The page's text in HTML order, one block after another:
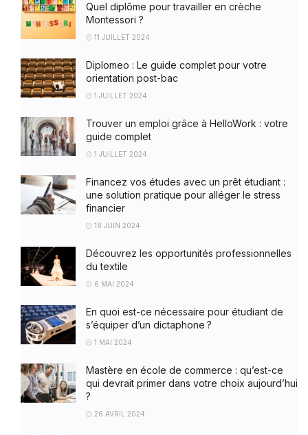
Quel diplôme pour travailler en crèche
Montessori ?
11 JUILLET 2024
Diplomeo : Le guide complet pour votre
orientation post-bac
1 JUILLET 2024
Trouver un emploi grâce à HelloWork : votre
guide complet
1 JUILLET 2024
Financez vos études avec un prêt étudiant :
une solution pratique pour alléger le stress
financier
18 JUIN 2024
Découvrez les opportunités professionnelles
du textile
6 MAI 2024
En quoi est-ce nécessaire pour étudiant de
s’équiper d’un dictaphone ?
1 MAI 2024
Mastère en école de commerce : qu’est-ce
qui devrait primer dans votre choix aujourd’hui
?
26 AVRIL 2024